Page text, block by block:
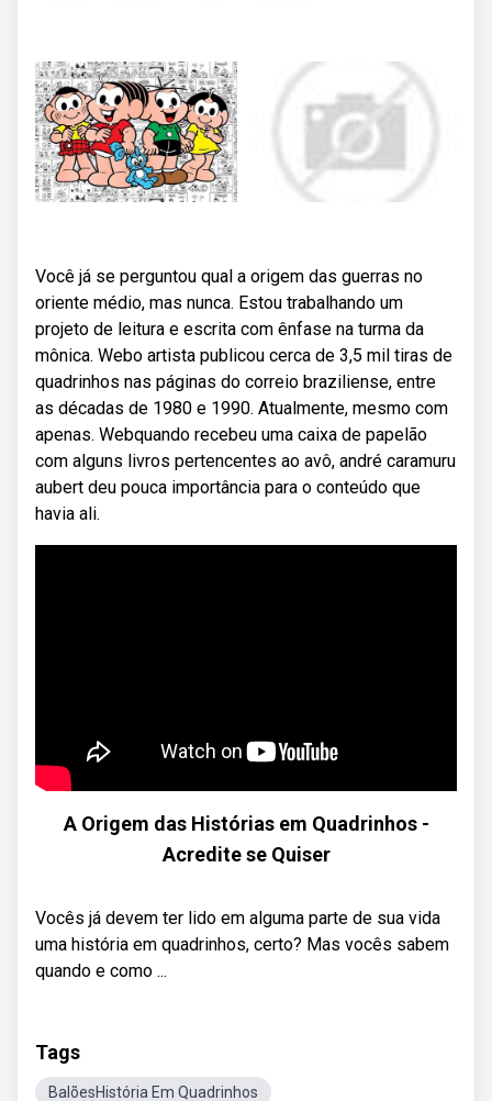
Você já se perguntou qual a origem das guerras no
oriente médio, mas nunca. Estou trabalhando um
projeto de leitura e escrita com ênfase na turma da
mônica. Webo artista publicou cerca de 3,5 mil tiras de
quadrinhos nas páginas do correio braziliense, entre
as décadas de 1980 e 1990. Atualmente, mesmo com
apenas. Webquando recebeu uma caixa de papelão
com alguns livros pertencentes ao avô, andré caramuru
aubert deu pouca importância para o conteúdo que
havia ali.
A Origem das Histórias em Quadrinhos -
Acredite se Quiser
Vocês já devem ter lido em alguma parte de sua vida
uma história em quadrinhos, certo? Mas vocês sabem
quando e como ...
Tags
BalõesHistória Em Quadrinhos